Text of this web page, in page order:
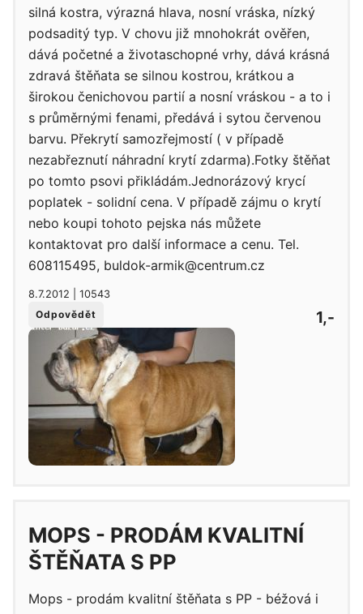
silná kostra, výrazná hlava, nosní vráska, nízký
podsaditý typ. V chovu již mnohokrát ověřen,
dává početné a životaschopné vrhy, dává krásná
zdravá štěňata se silnou kostrou, krátkou a
širokou čenichovou partií a nosní vráskou - a to i
s průměrnými fenami, předává i sytou červenou
barvu. Překrytí samozřejmostí ( v případě
nezabřeznutí náhradní krytí zdarma).Fotky štěňat
po tomto psovi přikládám.Jednorázový krycí
poplatek - solidní cena. V případě zájmu o krytí
nebo koupi tohoto pejska nás můžete
kontaktovat pro další informace a cenu. Tel.
608115495, buldok-armik@centrum.cz
8.7.2012 | 10543
Odpovědět
1,-
MOPS - PRODÁM KVALITNÍ
ŠTĚŇATA S PP
Mops - prodám kvalitní štěňata s PP - béžová i